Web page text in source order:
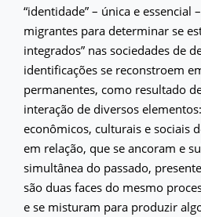
“identidade” – única e essencial
migrantes para determinar se
integrados” nas sociedades de
identificações se reconstroem
permanentes, como resultado
interação de diversos
econômicos, culturais e sociais
em relação, que se ancoram e
simultânea do passado,
são duas faces do mesmo
e se misturam para produzir